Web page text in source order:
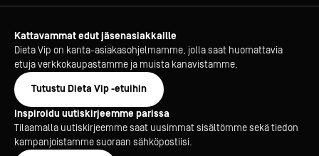
Kattavammat edut jäsenasiakkaille
Dieta Vip on kanta-asiakasohjelmamme, jolla saat huomattavia
etuja verkkokaupastamme ja muista kanavistamme.
Tutustu Dieta Vip -etuihin
Inspiroidu uutiskirjeemme parissa
Tilaamalla uutiskirjeemme saat uusimmat sisältömme sekä tiedon
kampanjoistamme suoraan sähköpostiisi.